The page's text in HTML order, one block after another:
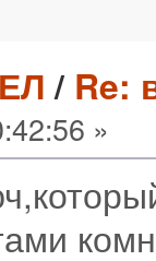
/ Re:
»